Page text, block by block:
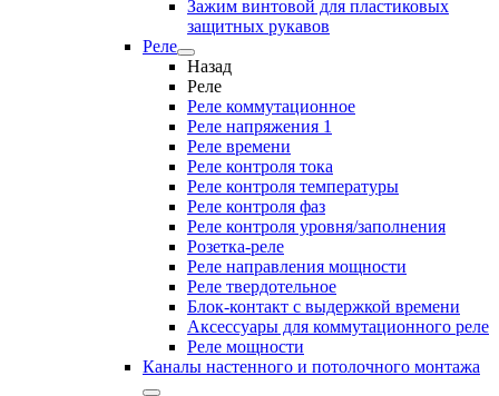
Зажим винтовой для пластиковых
защитных рукавов
Реле
Назад
Реле
Реле коммутационное
Реле напряжения 1
Реле времени
Реле контроля тока
Реле контроля температуры
Реле контроля фаз
Реле контроля уровня/заполнения
Розетка-реле
Реле направления мощности
Реле твердотельное
Блок-контакт с выдержкой времени
Аксессуары для коммутационного реле
Реле мощности
Каналы настенного и потолочного монтажа